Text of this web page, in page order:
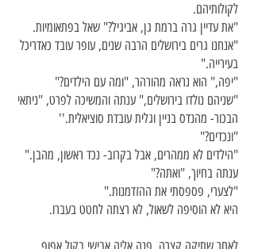
לקולותיהם.
"את עדיין גרה ברמת גן, אביגיל?" שאל בפתאומיות.
"אנחנו גרים בירושלים הרבה שנים, עופר עובד כאדריכל
בעירייה."
"יפה," הוא נראה מהורהר, "ומה עם הילדים?"
"שניהם נולדו בירושלים," ענתה והמשיכה לפרט, "ניתאי
הבכור- מהנדס בניין וגלית עובדת סוציאלית.''
"ונכדים?"
"הילדים לא ממהרים, אבל בקרוב- נכד ראשון, מהבן."
ענתה בחיוך, "ואתה?"
"לצערי, פספסתי את ההזדמנות."
היא לא הוסיפה לשאול, לא רצתה לחטט בעברו.